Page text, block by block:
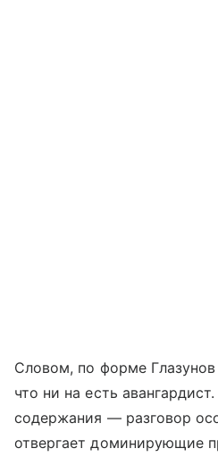
Словом, по форме
что ни на есть
содержания — разговор
отвергает доминирующие